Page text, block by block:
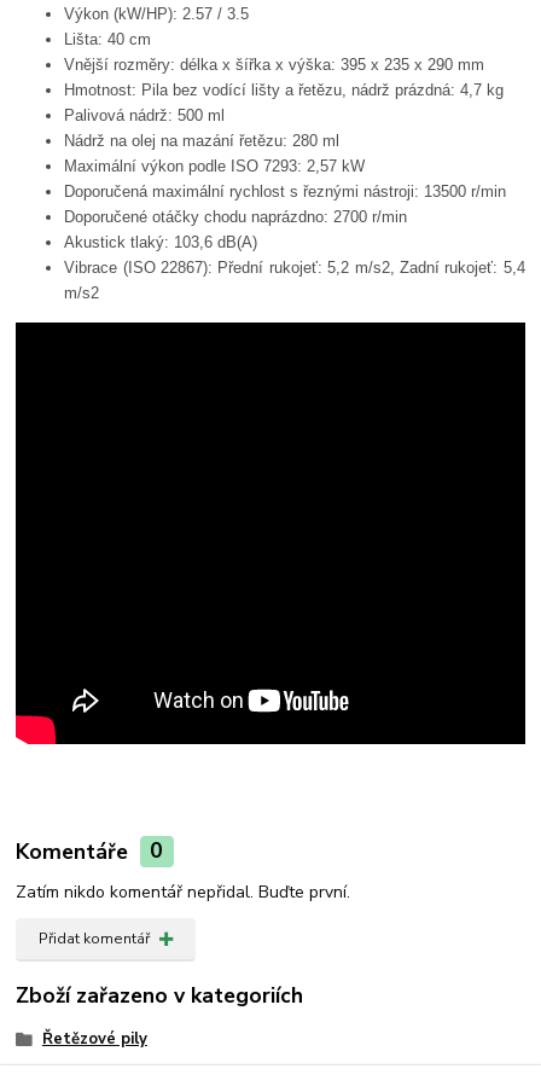
Výkon (kW/HP): 2.57 / 3.5
Lišta: 40 cm
Vnější rozměry: délka x šířka x výška: 395 x 235 x 290 mm
Hmotnost: Pila bez vodící lišty a řetězu, nádrž prázdná: 4,7 kg
Palivová nádrž: 500 ml
Nádrž na olej na mazání řetězu: 280 ml
Maximální výkon podle ISO 7293: 2,57 kW
Doporučená maximální rychlost s řeznými nástroji: 13500 r/min
Doporučené otáčky chodu naprázdno: 2700 r/min
Akustick tlaký: 103,6 dB(A)
Vibrace (ISO 22867): Přední rukojeť: 5,2 m/s2, Zadní rukojeť: 5,4
m/s2
Komentáře 0
Zatím nikdo komentář nepřidal. Buďte první.
Přidat komentář
Zboží zařazeno v kategoriích
Řetězové pily